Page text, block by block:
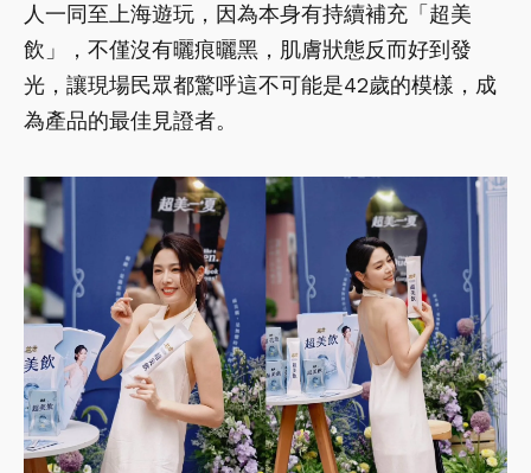
人一同至上海遊玩，因為本身有持續補充「超美
飲」，不僅沒有曬痕曬黑，肌膚狀態反而好到發
光，讓現場民眾都驚呼這不可能是42歲的模樣，成
為產品的最佳見證者。